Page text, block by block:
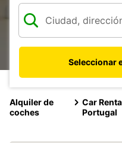
Seleccionar
Alquiler de
coches
Car
Portugal